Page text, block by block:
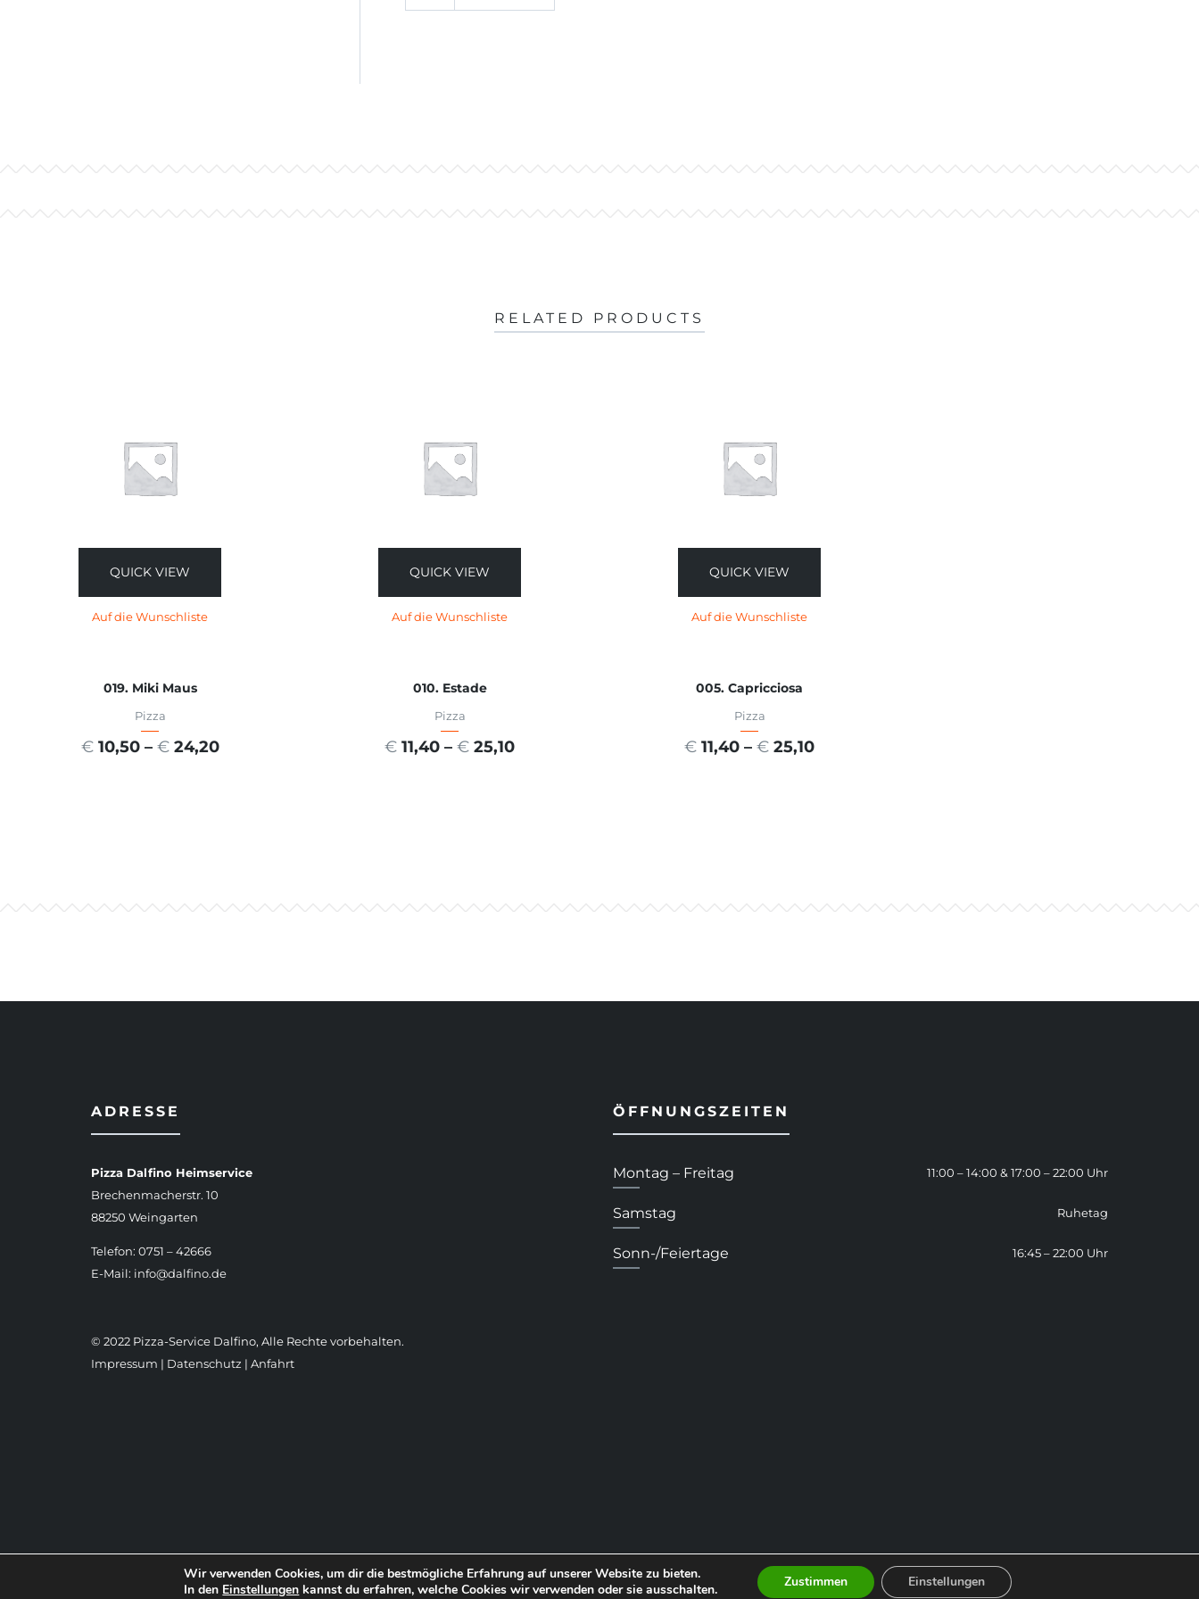
RELATED PRODUCTS
QUICK VIEW
Auf die Wunschliste
019. Miki Maus
Pizza
€ 10,50 – € 24,20
QUICK VIEW
Auf die Wunschliste
010. Estade
Pizza
€ 11,40 – € 25,10
QUICK VIEW
Auf die Wunschliste
005. Capricciosa
Pizza
€ 11,40 – € 25,10
ADRESSE
Pizza Dalfino Heimservice
Brechenmacherstr. 10
88250 Weingarten
Telefon: 0751 – 42666
E-Mail: info@dalfino.de
© 2022 Pizza-Service Dalfino, Alle Rechte vorbehalten.
Impressum | Datenschutz | Anfahrt
ÖFFNUNGSZEITEN
Montag – Freitag 11:00 – 14:00 & 17:00 – 22:00 Uhr
Samstag Ruhetag
Sonn-/Feiertage 16:45 – 22:00 Uhr
Wir verwenden Cookies, um dir die bestmögliche Erfahrung auf unserer Website zu bieten.
In den Einstellungen kannst du erfahren, welche Cookies wir verwenden oder sie ausschalten. Zustimmen Einstellungen